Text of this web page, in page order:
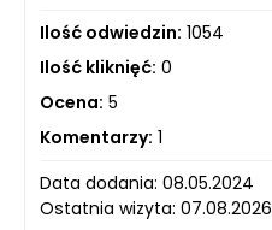
Ilość odwiedzin: 1054
Ilość kliknięć: 0
Ocena: 5
Komentarzy: 1
Data dodania: 08.05.2024
Ostatnia wizyta: 07.08.2026